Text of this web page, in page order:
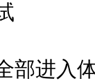
进入体